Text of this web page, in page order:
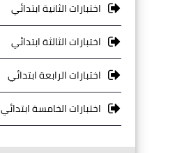
اختبارات الثانية ابتدائي
اختبارات الثالثة ابتدائي
اختبارات الرابعة ابتدائي
اختبارات الخامسة ابتدائي